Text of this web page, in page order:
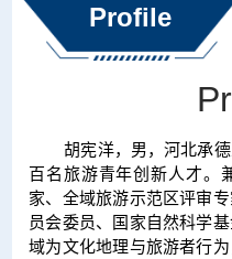
Profile
胡宪洋，男，河北承
百名旅游青年创新人才。
家、全域旅游示范区评审
员会委员、国家自然科学
域为文化地理与旅游者行